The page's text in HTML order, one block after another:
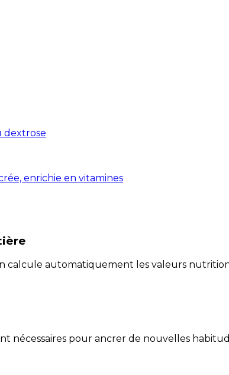
dextrose
enrichie en vitamines
calcule automatiquement les valeurs
nécessaires pour ancrer de nouvelles